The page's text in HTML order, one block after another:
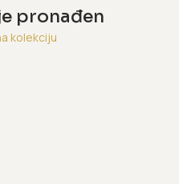
pronađen
kolekciju